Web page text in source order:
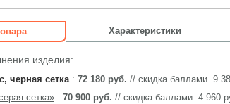
Характеристики
изделия:
черная сетка: 72 180 руб. // скидка баллами 9
сетка» : 70 900 руб. // скидка баллами 4 960